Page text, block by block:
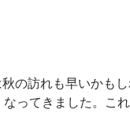
の訪れも早いかも
ってきました。こ